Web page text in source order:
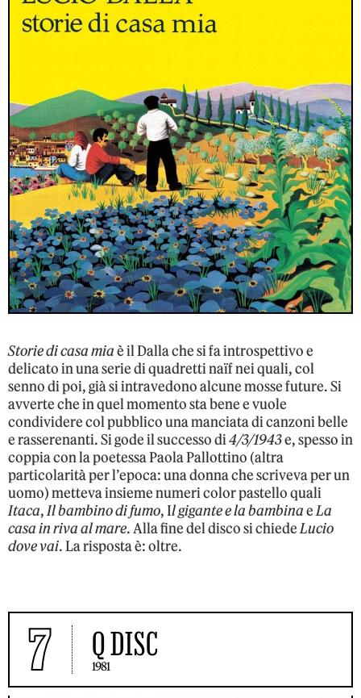
Storie di casa miaè il Dalla che si fa introspettivo e
delicato in una serie di quadretti naïf nei quali, col
senno di poi, già si intravedono alcune mosse future. Si
avverte che in quel momento sta bene e vuole
condividere col pubblico una manciata di canzoni belle
e rasserenanti. Si gode il successo di4/3/1943e, spesso in
coppia con la poetessa Paola Pallottino (altra
particolarità per l’epoca: una donna che scriveva per un
uomo) metteva insieme numeri color pastello quali
Itaca,Il bambino di fumo, Il gigante e la bambinaeLa
casa in riva al mare. Alla fine del disco si chiedeLucio
dove vai. La risposta è: oltre.
7 Q DISC
1981